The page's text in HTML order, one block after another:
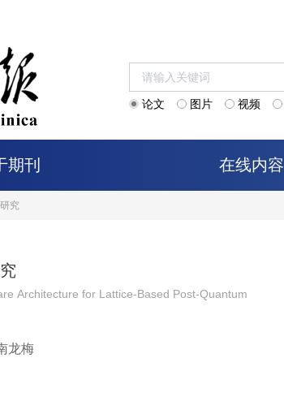
论文 图片 视频
期刊 在线内容
究
Architecture for Lattice-Based Post-Quantum
龙梅